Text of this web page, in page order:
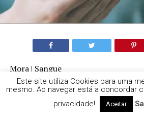
Mora | Sangue
Recolha reverte a favor do
Na sequência do que tem sido
Este site utiliza Cookies para uma
mesmo. Ao navegar está a concordar
privacidade!
Aceitar